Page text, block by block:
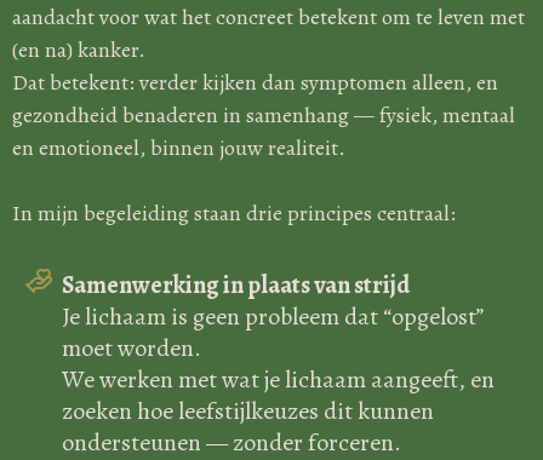
aandacht voor wat het concreet betekent om te leven met
(en na) kanker.
Dat betekent: verder kijken dan symptomen alleen, en
gezondheid benaderen in samenhang — fysiek, mentaal
en emotioneel, binnen jouw realiteit.
In mijn begeleiding staan drie principes centraal:
Samenwerking in plaats van strijd
Je lichaam is geen probleem dat “opgelost”
moet worden.
We werken met wat je lichaam aangeeft, en
zoeken hoe leefstijlkeuzes dit kunnen
ondersteunen — zonder forceren.